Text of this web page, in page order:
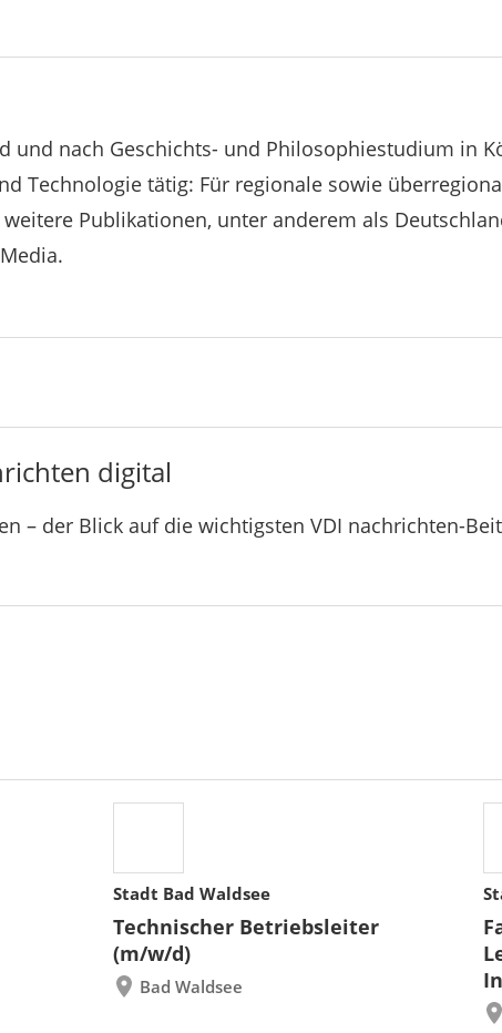
und nach Geschichts- und Philosophiestudium in
Technologie tätig: Für regionale sowie
Publikationen, unter anderem als
digital
– der Blick auf die wichtigsten VDI nachrichten-
Stadt Bad Waldsee
Technischer Betriebsleiter
(m/w/d)
Bad Waldsee